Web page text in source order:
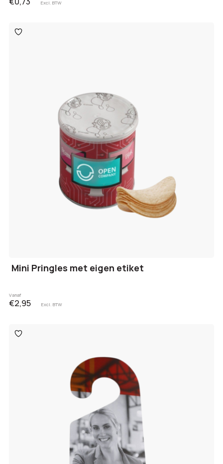
Excl. BTW
Toevoegen
aan
Mini Pringles met eigen etiket
Vanaf
€2,95 Excl. BTW
Toevoegen
aan